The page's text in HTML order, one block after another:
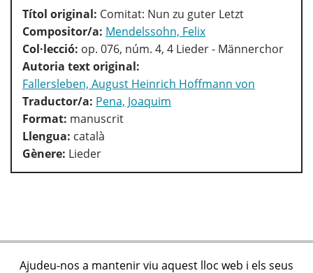
Títol original: Comitat: Nun zu guter Letzt
Compositor/a: Mendelssohn, Felix
Col·lecció: op. 076, núm. 4, 4 Lieder - Männerchor
Autoria text original:
Fallersleben, August Heinrich Hoffmann von
Traductor/a: Pena, Joaquim
Format: manuscrit
Llengua: català
Gènere: Lieder
Ajudeu-nos a mantenir viu aquest lloc web i els seus